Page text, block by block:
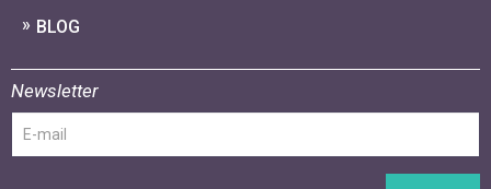
BLOG
Newsletter